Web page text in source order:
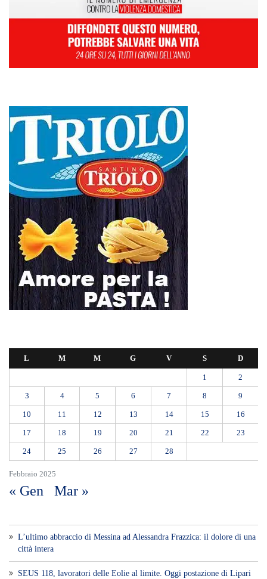
Febbraio 2025
L M M G V S D
1 2
3 4 5 6 7 8 9
10 11 12 13 14 15 16
17 18 19 20 21 22 23
24 25 26 27 28
« Gen Mar »
L’ultimo abbraccio di Messina ad Alessandra Frazzica: il dolore di una
città intera
SEUS 118, lavoratori delle Eolie al limite. Oggi postazione di Lipari